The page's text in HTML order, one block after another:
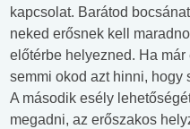
kapcsolat. Barátod
neked erősnek kell
előtérbe helyezned. Ha
semmi okod azt hinni, hogy
A második esély
megadni, az erőszakos